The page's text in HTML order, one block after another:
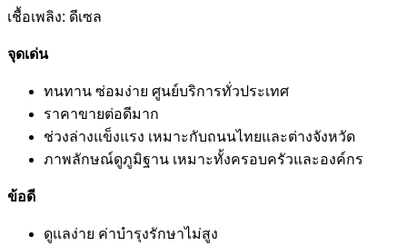
เชื้อเพลิง: ดีเซล
จุดเด่น
ทนทาน ซ่อมง่าย ศูนย์บริการทั่วประเทศ
ราคาขายต่อดีมาก
ช่วงล่างแข็งแรง เหมาะกับถนนไทยและต่างจังหวัด
ภาพลักษณ์ดูภูมิฐาน เหมาะทั้งครอบครัวและองค์กร
ข้อดี
ดูแลง่าย ค่าบำรุงรักษาไม่สูง